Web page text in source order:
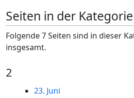
Seiten in der
Folgende 7 Seiten sind in dieser
insgesamt.
2
23. Juni